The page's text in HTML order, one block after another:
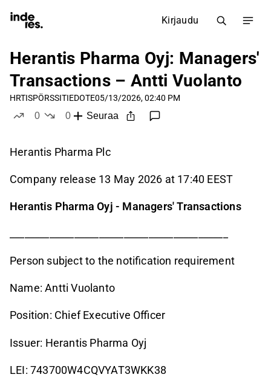
Kirjaudu
Herantis Pharma Oyj: Managers'
Transactions – Antti Vuolanto
HRTISPÖRSSITIEDOTE05/13/2026, 02:40 PM
0
0
Seuraa
Herantis Pharma Plc
Company release 13 May 2026 at 17:40 EEST
Herantis Pharma Oyj - Managers' Transactions
Person subject to the notification requirement
Name: Antti Vuolanto
Position: Chief Executive Officer
Issuer: Herantis Pharma Oyj
LEI: 743700W4CQVYAT3WKK38